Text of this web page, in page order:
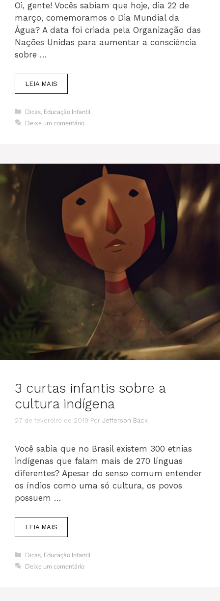
Oi, gente! Vocês sabiam que hoje, dia 22 de
março, comemoramos o Dia Mundial da
Água? A data foi criada pela Organização das
Nações Unidas para aumentar a consciência
sobre …
LEIA MAIS
Categorias
Dicas, Educação Infantil
Deixe um comentário
3 curtas infantis sobre a
cultura indígena
27 de fevereiro de 2019 Por Jefferson Back
Você sabia que no Brasil existem 300 etnias
indígenas que falam mais de 270 línguas
diferentes? Apesar do senso comum entender
os índios como uma só cultura, os povos
possuem …
LEIA MAIS
Categorias
Dicas, Educação Infantil
Deixe um comentário